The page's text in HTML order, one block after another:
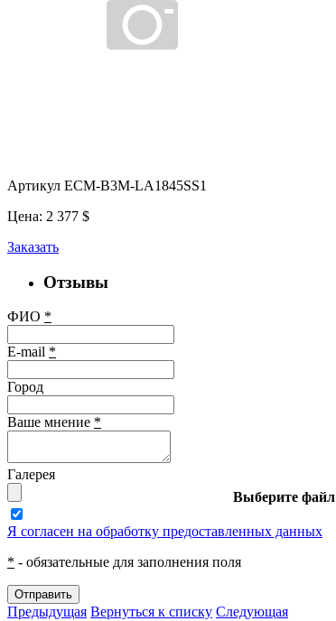
Артикул ECM-B3M-LA1845SS1
Цена: 2 377 $
Заказать
Отзывы
ФИО *
E-mail *
Город
Ваше мнение *
Галерея
Выберите файл
Я согласен на обработку предоставленных данных
* - обязательные для заполнения поля
Отправить
Предыдущая Вернуться к списку Следующая